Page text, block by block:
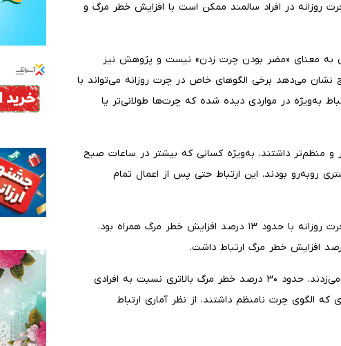
روزانه در افراد سالمند ممکن است با افزایش خطر مرگ و
به معنای «مضر بودن چرت زدن» نیست و پژوهش نیز
نشان می‌دهد برخی الگوهای خاص در چرت روزانه می‌تواند با
به‌ویژه در مواردی دیده شده که چرت‌ها طولانی‌تر یا
و منظم‌تر داشتند، به‌ویژه کسانی که بیشتر در ساعات صبح
روبه‌رو بودند. این ارتباط حتی پس از اعمال تمام
بر اساس تحلیل آماری، هر یک ساعت افزایش در چرت روزانه با حدود ۱۳ درصد افزایش خطر مرگ همراه بود.
علاوه‌براین، افرادی که بیشتر در ساعات صبح چرت می‌زدند، حدود ۳۰ درصد خطر مرگ بالاتری نسبت به افرادی
که الگوی چرت نامنظم داشتند، از نظر آماری ارتباط